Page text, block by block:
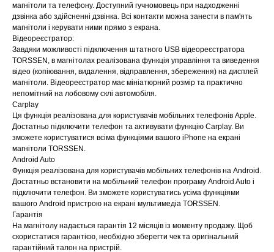
магнітоли та телефону. Доступний гучномовець при надходженні
дзвінка або здійсненні дзвінка. Всі контакти можна занести в пам'ять
магнітоли і керувати ними прямо з екрана.
Відеореєстратор:
Завдяки можливості підключення штатного USB відеореєстратора
TORSSEN, в магнітолах реалізована функція управління та виведення
відео (копіювання, видалення, відправлення, збереження) на дисплей
магнітоли. Відеореєстратор має мініатюрний розмір та практично
непомітний на лобовому склі автомобіля.
Carplay
Ця функція реалізована для користувачів мобільних телефонів Apple.
Достатньо підключити телефон та активувати функцію Carplay. Ви
зможете користуватися всіма функціями вашого iPhone на екрані
магнітоли TORSSEN.
Android Auto
Функція реалізована для користувачів мобільних телефонів на Android.
Достатньо встановити на мобільний телефон програму Android Auto і
підключити телефон. Ви зможете користуватись усіма функціями
вашого Android пристрою на екрані мультимедіа TORSSEN.
Гарантія
На магнітолу надається гарантія 12 місяців із моменту продажу. Щоб
скористатися гарантією, необхідно зберегти чек та оригінальний
гарантійний талон на пристрій.